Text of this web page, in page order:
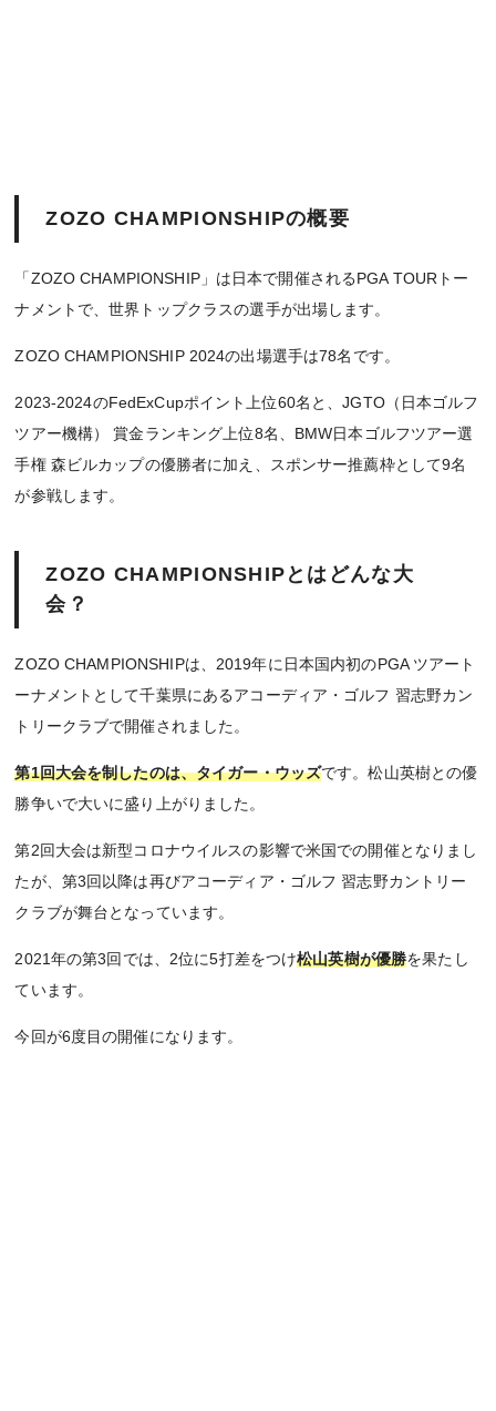
ZOZO CHAMPIONSHIPの概要
「ZOZO CHAMPIONSHIP」は日本で開催されるPGA TOURトー
ナメントで、世界トップクラスの選手が出場します。
ZOZO CHAMPIONSHIP 2024の出場選手は78名です。
2023-2024のFedExCupポイント上位60名と、JGTO（日本ゴルフ
ツアー機構） 賞金ランキング上位8名、BMW日本ゴルフツアー選
手権 森ビルカップの優勝者に加え、スポンサー推薦枠として9名
が参戦します。
ZOZO CHAMPIONSHIPとはどんな大
会？
ZOZO CHAMPIONSHIPは、2019年に日本国内初のPGA ツアート
ーナメントとして千葉県にあるアコーディア・ゴルフ 習志野カン
トリークラブで開催されました。
第1回大会を制したのは、タイガー・ウッズです。松山英樹との優
勝争いで大いに盛り上がりました。
第2回大会は新型コロナウイルスの影響で米国での開催となりまし
たが、第3回以降は再びアコーディア・ゴルフ 習志野カントリー
クラブが舞台となっています。
2021年の第3回では、2位に5打差をつけ松山英樹が優勝を果たし
ています。
今回が6度目の開催になります。